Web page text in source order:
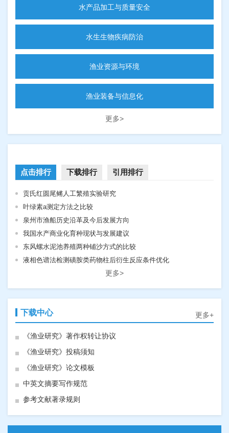
水产品加工与质量安全
水生生物疾病防治
渔业资源与环境
渔业装备与信息化
更多>
点击排行 下载排行 引用排行
贡氏红圆尾鳉人工繁殖实验研究
叶绿素a测定方法之比较
泉州市渔船历史沿革及今后发展方向
我国水产商业化育种现状与发展建议
东风螺水泥池养殖两种铺沙方式的比较
液相色谱法检测磺胺类药物柱后衍生反应条件优化
更多>
下载中心 更多+
《渔业研究》著作权转让协议
《渔业研究》投稿须知
《渔业研究》论文模板
中英文摘要写作规范
参考文献著录规则